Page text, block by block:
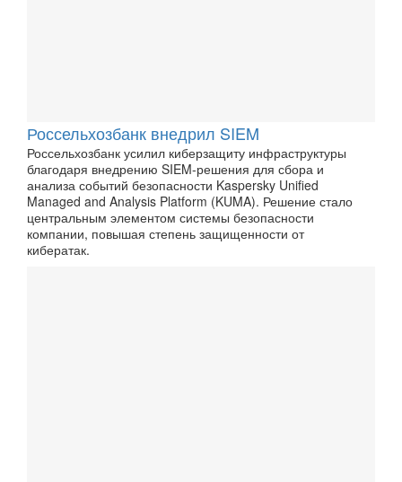
Россельхозбанк внедрил SIEM
Россельхозбанк усилил киберзащиту инфраструктуры
благодаря внедрению SIEM-решения для сбора и
анализа событий безопасности Kaspersky Unified
Managed and Analysis Platform (KUMA). Решение стало
центральным элементом системы безопасности
компании, повышая степень защищенности от
кибератак.